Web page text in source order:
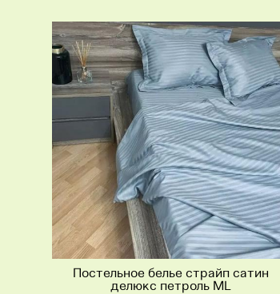
Постельное белье страйп сатин
делюкс петроль ML